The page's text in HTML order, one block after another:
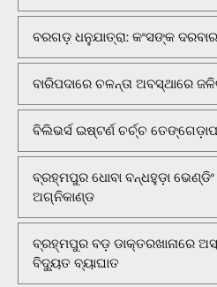
ବରଗଡ଼ ଧନୁଯାତ୍ରା: କଂସଙ୍କ
ବାରିପଦାରେ ଚଳନ୍ତା ଅବସ୍ଥାରେ
ବିଲିଭର୍ସ ଇଷ୍ଟର୍ଣ ଚର୍ଚ୍ଚ
ବ୍ରହ୍ମପୁର ଧୋବା ବନ୍ଧହୁଡ଼ା
ଅଗ୍ନିକାଣ୍ଡ
ବ୍ରହ୍ମପୁର ବଡ଼ ଡାକ୍ତରଖାନାରେ
ବିଦ୍ୟୁତ ବ୍ୟାଘାତ